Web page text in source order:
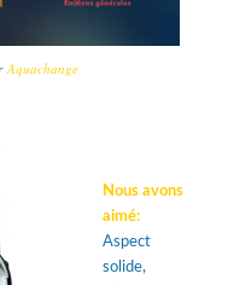
Aquachange
Nous avons
aimé:
Aspect
solide,